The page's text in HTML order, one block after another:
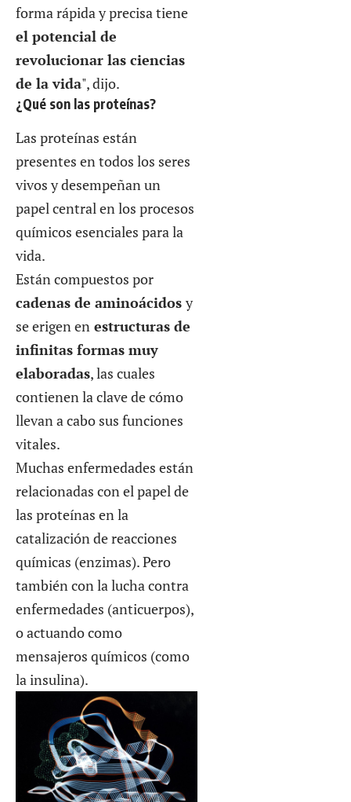
forma rápida y precisa tiene
el potencial de
revolucionar las ciencias
de la vida", dijo.
¿Qué son las proteínas?
Las proteínas están
presentes en todos los seres
vivos y desempeñan un
papel central en los procesos
químicos esenciales para la
vida.
Están compuestos por
cadenas de aminoácidos y
se erigen en estructuras de
infinitas formas muy
elaboradas, las cuales
contienen la clave de cómo
llevan a cabo sus funciones
vitales.
Muchas enfermedades están
relacionadas con el papel de
las proteínas en la
catalización de reacciones
químicas (enzimas). Pero
también con la lucha contra
enfermedades (anticuerpos),
o actuando como
mensajeros químicos (como
la insulina).